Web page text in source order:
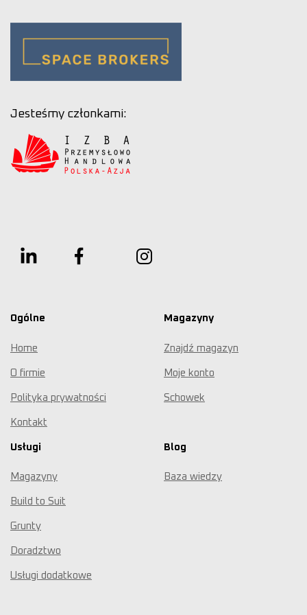
Jesteśmy członkami:
Ogólne
Home
O firmie
Polityka prywatności
Kontakt
Magazyny
Znajdź magazyn
Moje konto
Schowek
Usługi
Magazyny
Build to Suit
Grunty
Doradztwo
Usługi dodatkowe
Blog
Baza wiedzy